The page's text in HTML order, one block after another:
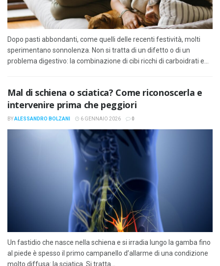
Dopo pasti abbondanti, come quelli delle recenti festività, molti
sperimentano sonnolenza. Non si tratta di un difetto o di un
problema digestivo: la combinazione di cibi ricchi di carboidrati e...
Mal di schiena o sciatica? Come riconoscerla e
intervenire prima che peggiori
BYALESSANDRO BOLZANI 6 GENNAIO 2026 0
Un fastidio che nasce nella schiena e si irradia lungo la gamba fino
al piede è spesso il primo campanello d’allarme di una condizione
molto diffusa: la sciatica. Si tratta...